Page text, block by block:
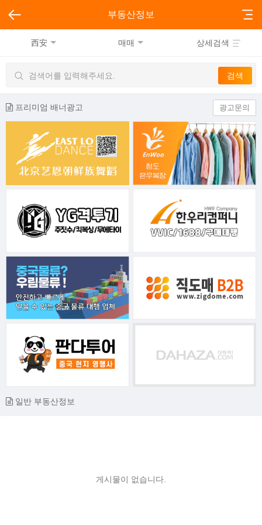
부동산정보
西安 매매 상세검색
프리미엄 배너광고 광고문의
일반 부동산정보
게시물이 없습니다.